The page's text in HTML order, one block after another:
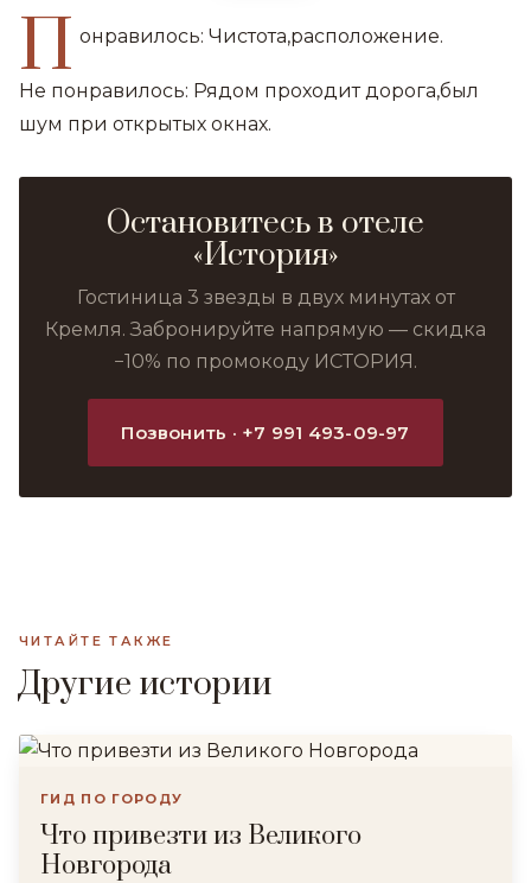
П онравилось: Чистота,расположение.
Не понравилось: Рядом проходит дорога,был
шум при открытых окнах.
Остановитесь в отеле
«История»
Гостиница 3 звезды в двух минутах от
Кремля. Забронируйте напрямую — скидка
−10% по промокоду ИСТОРИЯ.
Позвонить · +7 991 493-09-97
ЧИТАЙТЕ ТАКЖЕ
Другие истории
ГИД ПО ГОРОДУ
Что привезти из Великого
Новгорода